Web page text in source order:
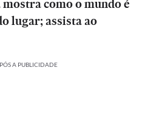
como o mundo é
lugar; assista ao
A PUBLICIDADE